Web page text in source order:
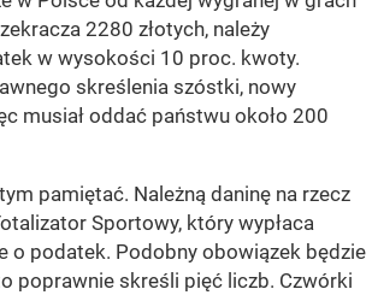
2280 złotych, należy
w wysokości 10 proc. kwoty.
skreślenia szóstki, nowy
musiał oddać państwu około 200
pamiętać. Należną daninę na rzecz
Sportowy, który wypłaca
o podatek. Podobny obowiązek będzie
poprawnie skreśli pięć liczb. Czwórki